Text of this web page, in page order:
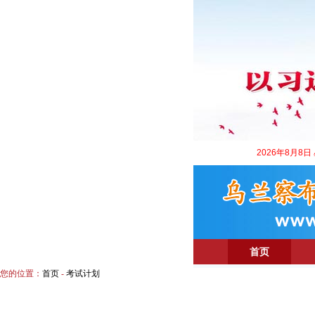
2026年8月8日
首页
您的位置： 首页 - 考试计划